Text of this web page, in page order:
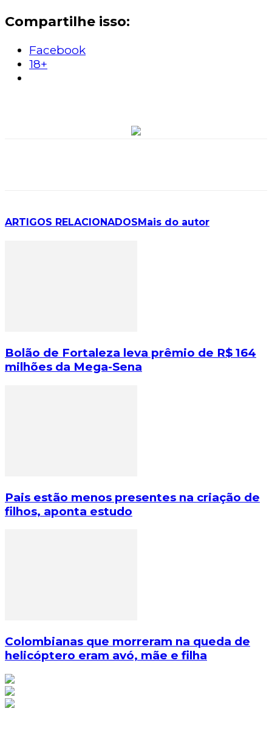
Compartilhe isso:
Facebook
18+
ARTIGOS RELACIONADOS Mais do autor
Bolão de Fortaleza leva prêmio de R$ 164
milhões da Mega-Sena
Pais estão menos presentes na criação de
filhos, aponta estudo
Colombianas que morreram na queda de
helicóptero eram avó, mãe e filha